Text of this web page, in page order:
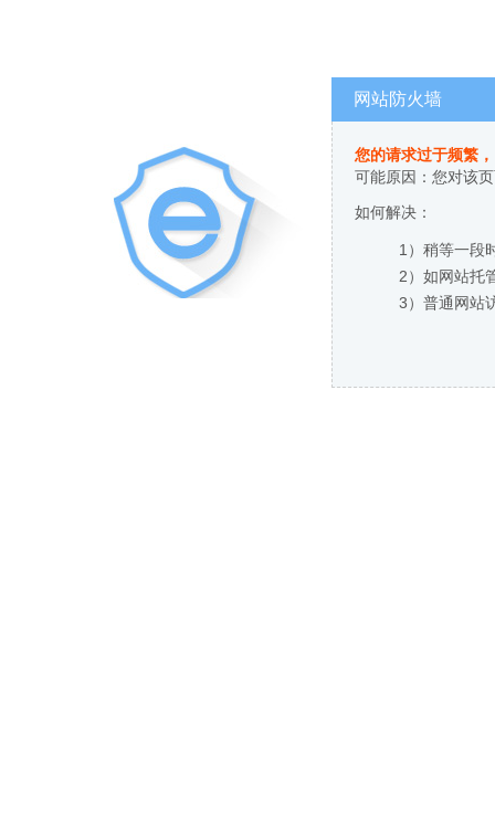
网站防火墙
您的请求过于频繁
可能原因：您对该
如何解决：
1）稍等一段
2）如网站托
3）普通网站